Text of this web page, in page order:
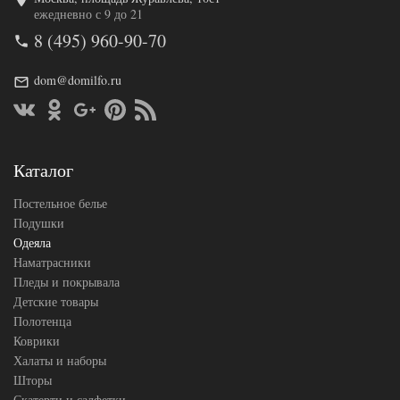
Код товара
575-440
Артикул
Длина
Наполнитель
Искусственный
ежедневно с 9 до 21
8 (495) 960-90-70
dom@domilfo.ru
Каталог
Постельное белье
Подушки
Одеяла
Наматрасники
Пледы и покрывала
Детские товары
Полотенца
Коврики
Халаты и наборы
Шторы